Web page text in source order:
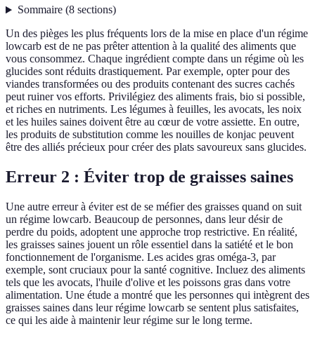
Sommaire(8 sections)
Un des pièges les plus fréquents lors de la mise en place d'un régime
lowcarb est de ne pas prêter attention à la qualité des aliments que
vous consommez. Chaque ingrédient compte dans un régime où les
glucides sont réduits drastiquement. Par exemple, opter pour des
viandes transformées ou des produits contenant des sucres cachés
peut ruiner vos efforts. Privilégiez des aliments frais, bio si possible,
et riches en nutriments. Les légumes à feuilles, les avocats, les noix
et les huiles saines doivent être au cœur de votre assiette. En outre,
les produits de substitution comme les nouilles de konjac peuvent
être des alliés précieux pour créer des plats savoureux sans glucides.
Erreur 2 : Éviter trop de graisses saines
Une autre erreur à éviter est de se méfier des graisses quand on suit
un régime lowcarb. Beaucoup de personnes, dans leur désir de
perdre du poids, adoptent une approche trop restrictive. En réalité,
les graisses saines jouent un rôle essentiel dans la satiété et le bon
fonctionnement de l'organisme. Les acides gras oméga-3, par
exemple, sont cruciaux pour la santé cognitive. Incluez des aliments
tels que les avocats, l'huile d'olive et les poissons gras dans votre
alimentation. Une étude a montré que les personnes qui intègrent des
graisses saines dans leur régime lowcarb se sentent plus satisfaites,
ce qui les aide à maintenir leur régime sur le long terme.